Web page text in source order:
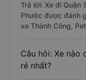
Trả lời: Xe đi Quận
Phước được đánh
xe Thành Công,
Câu hỏi: Xe nào
rẻ nhất?